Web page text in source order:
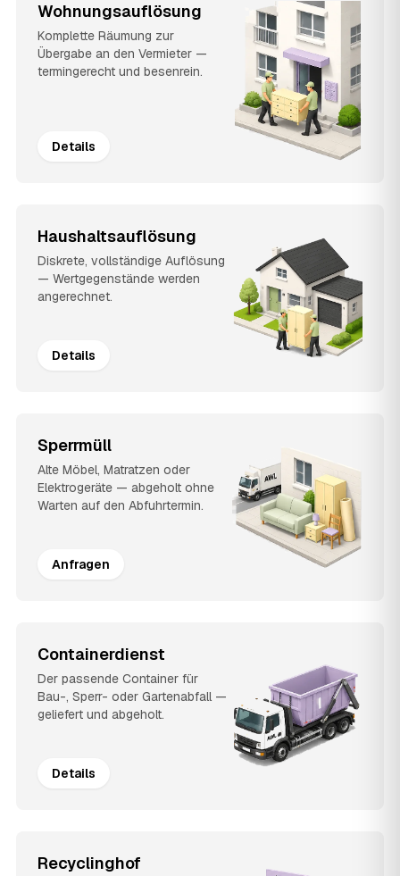
Wohnungsauflösung
Komplette Räumung zur
Übergabe an den Vermieter —
termingerecht und besenrein.
Details
Haushaltsauflösung
Diskrete, vollständige Auflösung
— Wertgegenstände werden
angerechnet.
Details
Sperrmüll
Alte Möbel, Matratzen oder
Elektrogeräte — abgeholt ohne
Warten auf den Abfuhrtermin.
Anfragen
Containerdienst
Der passende Container für
Bau-, Sperr- oder Gartenabfall —
geliefert und abgeholt.
Details
Recyclinghof